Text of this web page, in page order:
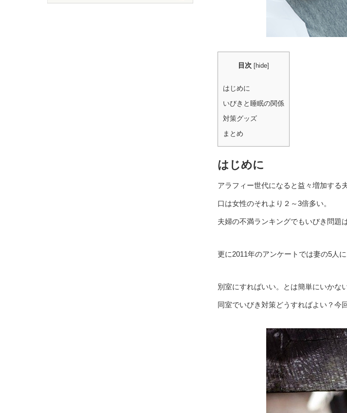
目次 [hide]
はじめに
いびきと睡眠の関係
対策グッズ
まとめ
はじめに
アラフィー世代になると益々増加する
口は女性のそれより２～3倍多い。
夫婦の不満ランキングでもいびき問題
更に2011年のアンケートでは妻の5人
別室にすればいい。とは簡単にいかな
同室でいびき対策どうすればよい？今